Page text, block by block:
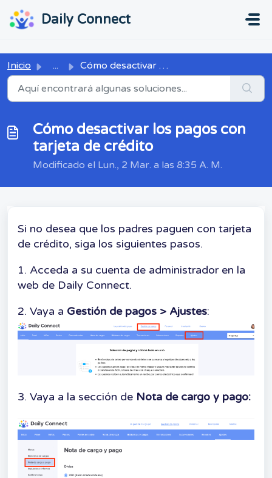
Daily Connect
Inicio ... Cómo desactivar los pagos con tarjeta de crédito
Cómo desactivar los pagos con
tarjeta de crédito
Modificado el Lun., 2 Mar. a las 8:35 A. M.
Si no desea que los padres paguen con tarjeta
de crédito, siga los siguientes pasos.
1. Acceda a su cuenta de administrador en la
web de Daily Connect.
2. Vaya a Gestión de pagos > Ajustes:
3. Vaya a la sección de Nota de cargo y pago: